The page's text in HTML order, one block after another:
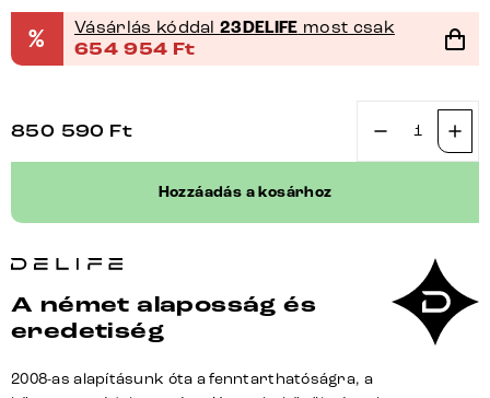
% Vásárlás kóddal23DELIFE most csak
654 954 Ft
850 590 Ft
Étkezőpad
285x190
strukturált
szövet
kereszt
Hozzáadás a kosárhoz
A német alaposság és
eredetiség
2008-as alapításunk óta a fenntarthatóságra, a